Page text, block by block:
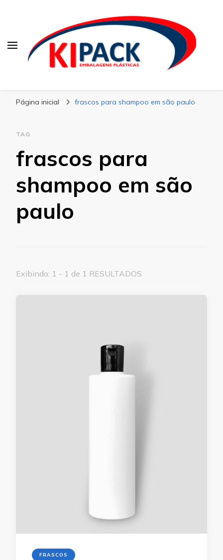
Página inicial frascos para shampoo em são paulo
TAG
frascos para
shampoo em são
paulo
Exibindo: 1 - 1 de 1 RESULTADOS
FRASCOS